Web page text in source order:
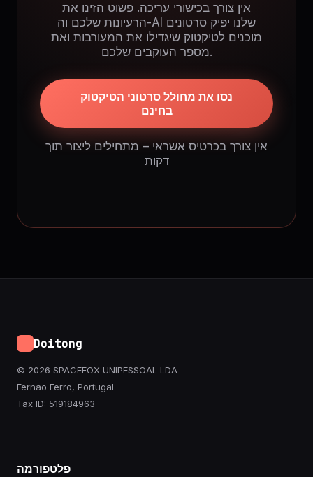
אין צורך בכישורי עריכה. פשוט הזינו את
הרעיונות שלכם וה-AI שלנו יפיק סרטונים
מוכנים לטיקטוק שיגדילו את המעורבות ואת
מספר העוקבים שלכם.
נסו את מחולל סרטוני הטיקטוק
בחינם
אין צורך בכרטיס אשראי – מתחילים ליצור תוך
דקות
Doitong
© 2026 SPACEFOX UNIPESSOAL LDA
Fernao Ferro, Portugal
Tax ID: 519184963
פלטפורמה